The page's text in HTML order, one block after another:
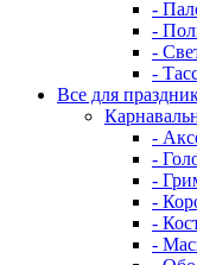
-
-
-
-
Все для
-
-
-
-
-
-